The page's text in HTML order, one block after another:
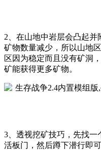
2、在山地中岩层会凸起
矿物数量减少，所以山地
区因为稳定而且没有矿洞
矿能获得更多矿物。
3、透视挖矿技巧，先找
活板门，然后蹲下潜行即